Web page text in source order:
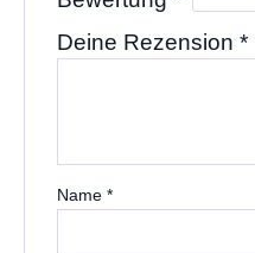
Deine Rezension *
Name *